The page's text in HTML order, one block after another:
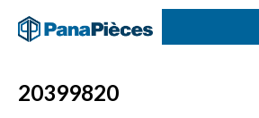
20399820